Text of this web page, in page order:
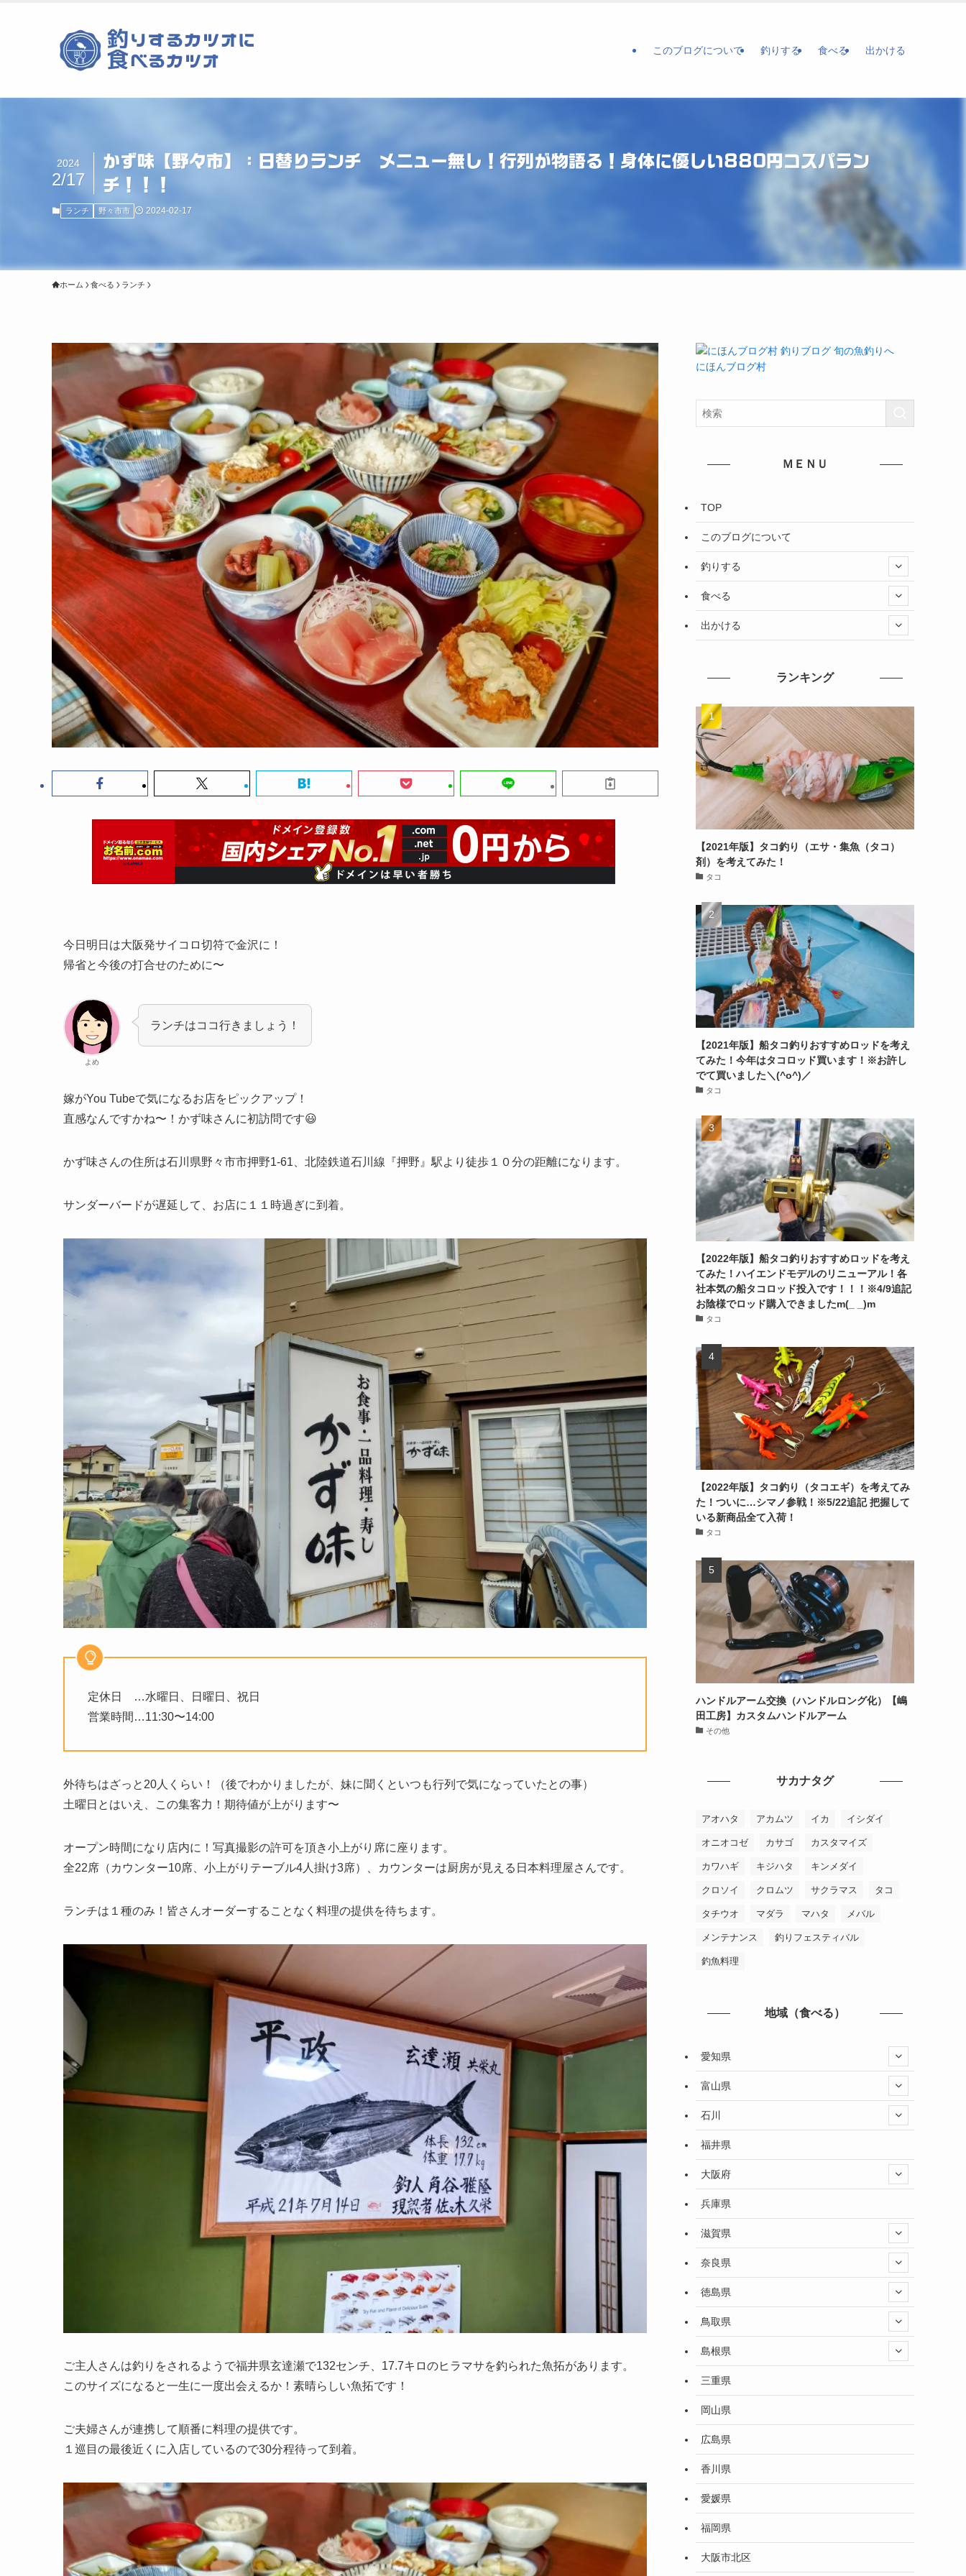
このブログについて 釣りする 食べる 出かける
かず味【野々市】：日替りランチ メニュー無し！行列が物語る！身体に優しい880円コスパラン
チ！！！
2024
2/17
ランチ 野々市市 2024-02-17
ホーム 食べる ランチ
今日明日は大阪発サイコロ切符で金沢に！
帰省と今後の打合せのために〜
よめ
ランチはココ行きましょう！
嫁がYou Tubeで気になるお店をピックアップ！
直感なんですかね〜！かず味さんに初訪問です😃
かず味さんの住所は石川県野々市市押野1-61、北陸鉄道石川線『押野』駅より徒歩１０分の距離になります。
サンダーバードが遅延して、お店に１１時過ぎに到着。
定休日 …水曜日、日曜日、祝日
営業時間…11:30〜14:00
外待ちはざっと20人くらい！（後でわかりましたが、妹に聞くといつも行列で気になっていたとの事）
土曜日とはいえ、この集客力！期待値が上がります〜
オープン時間になり店内に！写真撮影の許可を頂き小上がり席に座ります。
全22席（カウンター10席、小上がりテーブル4人掛け3席）、カウンターは厨房が見える日本料理屋さんです。
ランチは１種のみ！皆さんオーダーすることなく料理の提供を待ちます。
ご主人さんは釣りをされるようで福井県玄達瀬で132センチ、17.7キロのヒラマサを釣られた魚拓があります。
このサイズになると一生に一度出会えるか！素晴らしい魚拓です！
ご夫婦さんが連携して順番に料理の提供です。
１巡目の最後近くに入店しているので30分程待って到着。
にほんブログ村
ＭＥＮＵ
TOP
このブログについて
釣りする
食べる
出かける
ランキング
【2021年版】タコ釣り（エサ・集魚（タコ）
剤）を考えてみた！
タコ
【2021年版】船タコ釣りおすすめロッドを考え
てみた！今年はタコロッド買います！※お許し
でて買いました＼(^o^)／
タコ
【2022年版】船タコ釣りおすすめロッドを考え
てみた！ハイエンドモデルのリニューアル！各
社本気の船タコロッド投入です！！！※4/9追記
お陰様でロッド購入できましたm(_ _)m
タコ
【2022年版】タコ釣り（タコエギ）を考えてみ
た！ついに…シマノ参戦！※5/22追記 把握して
いる新商品全て入荷！
タコ
ハンドルアーム交換（ハンドルロング化）【嶋
田工房】カスタムハンドルアーム
その他
サカナタグ
アオハタ アカムツ イカ イシダイ
オニオコゼ カサゴ カスタマイズ
カワハギ キジハタ キンメダイ
クロソイ クロムツ サクラマス タコ
タチウオ マダラ マハタ メバル
メンテナンス 釣りフェスティバル
釣魚料理
地域（食べる）
愛知県
富山県
石川
福井県
大阪府
兵庫県
滋賀県
奈良県
徳島県
鳥取県
島根県
三重県
岡山県
広島県
香川県
愛媛県
福岡県
大阪市北区